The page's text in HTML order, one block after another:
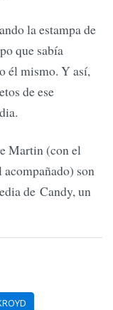
la estampa de
que sabía
él mismo. Y así,
de ese
Martin (con el
son
de Candy, un